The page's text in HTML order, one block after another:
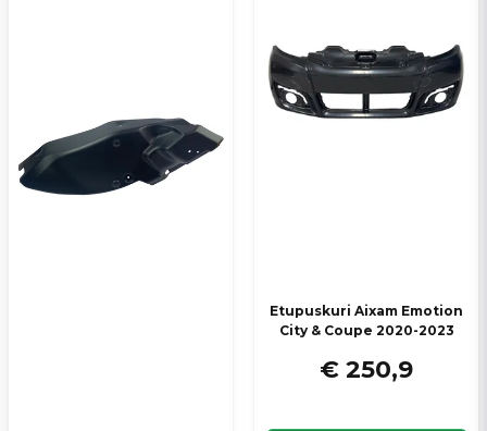
Etupuskuri Aixam Emotion
City & Coupe 2020-2023
€ 250,9